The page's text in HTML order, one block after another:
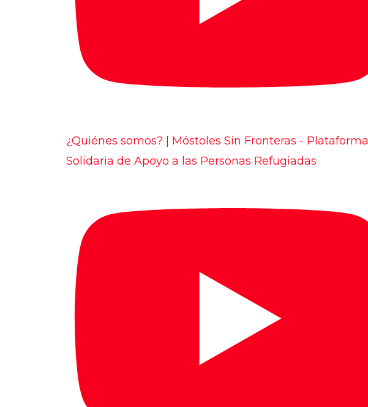
¿Quiénes somos? | Móstoles Sin Fronteras - Plataforma
Solidaria de Apoyo a las Personas Refugiadas